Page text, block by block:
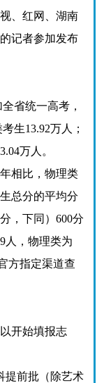
、红网、湖南
记者参加发布
省统一高考，
生13.92万人；
万人。
相比，物理类
总分的平均分
，下同）600分
人，物理类为
方指定渠道查
开始填报志
前批（除艺术